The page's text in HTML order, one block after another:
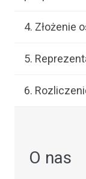
4. Złożenie
5.
6.
O nas